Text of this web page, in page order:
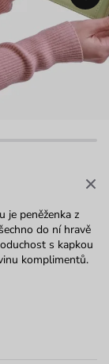
je peněženka z
do ní hravě
s kapkou
komplimentů.